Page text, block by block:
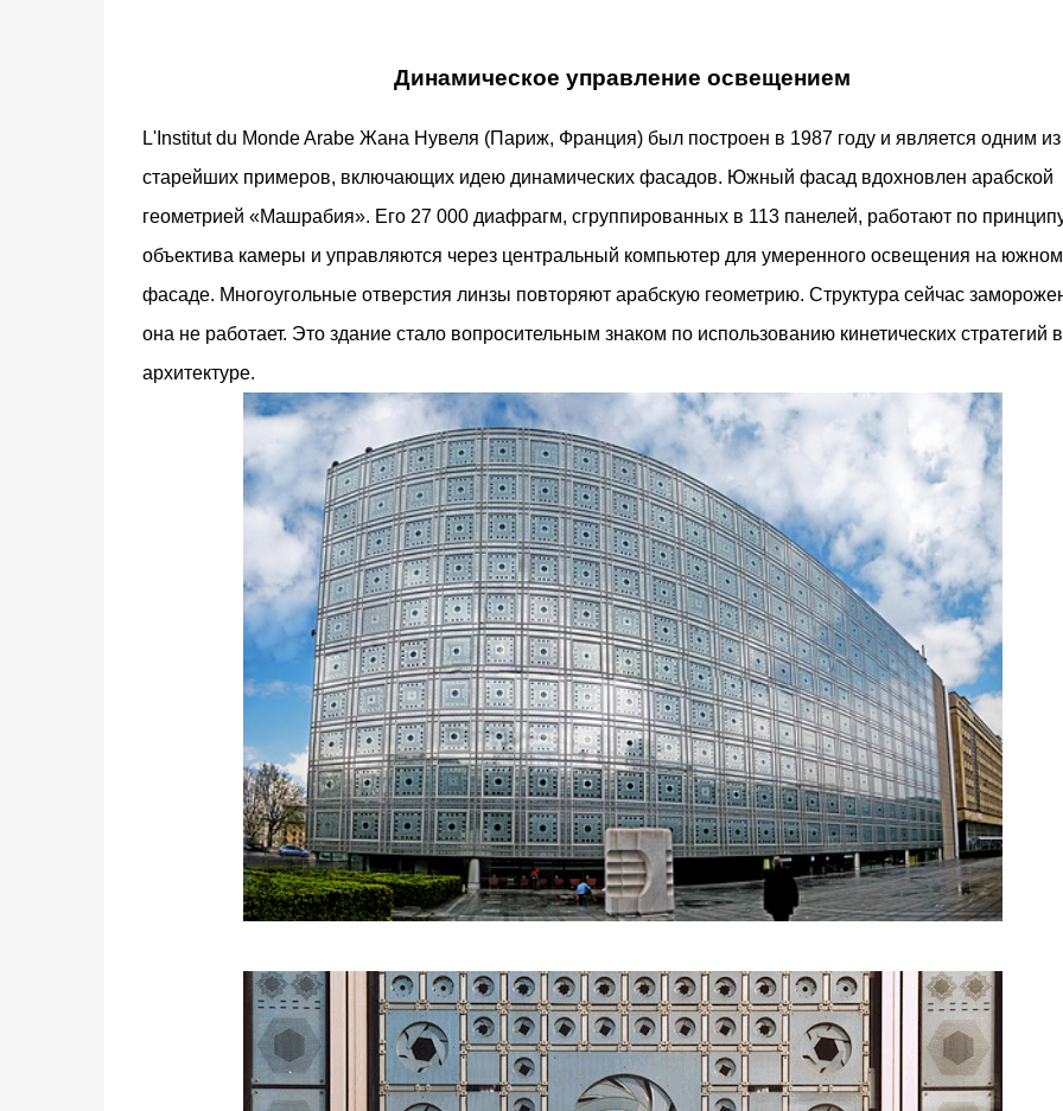
Динамическое управление освещением
L'Institut du Monde Arabe Жана Нувеля (Париж, Франция) был построен в 1987 году и является одним из
старейших примеров, включающих идею динамических фасадов. Южный фасад вдохновлен арабской
геометрией «Машрабия». Его 27 000 диафрагм, сгруппированных в 113 панелей, работают по
объектива камеры и управляются через центральный компьютер для умеренного освещения на южном
фасаде. Многоугольные отверстия линзы повторяют арабскую геометрию. Структура сейчас
она не работает. Это здание стало вопросительным знаком по использованию кинетических стратегий в
архитектуре.